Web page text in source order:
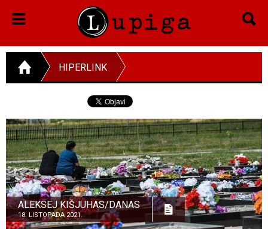
HIPERLINK
ALEKSEJ KIŠJUHAS/DANAS
18. LISTOPADA 2021.